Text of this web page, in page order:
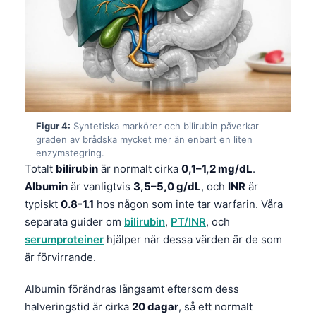
Figur 4: Syntetiska markörer och bilirubin påverkar
graden av brådska mycket mer än enbart en liten
enzymstegring.
Totalt bilirubin är normalt cirka 0,1–1,2 mg/dL.
Albumin är vanligtvis 3,5–5,0 g/dL, och INR är
typiskt 0.8-1.1 hos någon som inte tar warfarin. Våra
separata guider om bilirubin, PT/INR, och
serumproteiner hjälper när dessa värden är de som
är förvirrande.
Albumin förändras långsamt eftersom dess
halveringstid är cirka 20 dagar, så ett normalt